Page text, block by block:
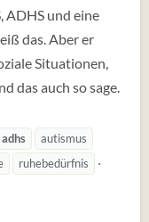
ADHS und eine
das. Aber er
Situationen,
das auch so sage.
adhs
autismus
ruhebedürfnis